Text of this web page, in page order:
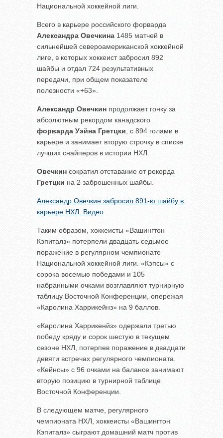
Национальной хоккейной лиги.
Всего в карьере российского форварда
Александра Овечкина 1485 матчей в
сильнейшей североамериканской хоккейной
лиге, в которых хоккеист забросил 892
шайбы и отдал 724 результативных
передачи, при общем показателе
полезности «+63».
Александр Овечкин продолжает гонку за
абсолютным рекордом канадского
форварда Уэйна Гретцки, с 894 голами в
карьере и занимает вторую строчку в списке
лучших снайперов в истории НХЛ.
Овечкин сократил отставание от рекорда
Гретцки на 2 заброшенных шайбы.
Александр Овечкин забросил 891-ю шайбу в
карьере НХЛ. Видео
Таким образом, хоккеисты «Вашингтон
Кэпиталз» потерпели двадцать седьмое
поражение в регулярном чемпионате
Национальной хоккейной лиги. «Кэпсы» с
сорока восемью победами и 105
набранными очками возглавляют турнирную
таблицу Восточной Конференции, опережая
«Каролина Харрикейнз» на 9 баллов.
«Каролина Харрикенйз» одержали третью
победу кряду и сорок шестую в текущем
сезоне НХЛ, потерпев поражение в двадцати
девяти встречах регулярного чемпионата.
«Кейнсы» с 96 очками на балансе занимают
вторую позицию в турнирной таблице
Восточной Конференции.
В следующем матче, регулярного
чемпионата НХЛ, хоккеисты «Вашингтон
Кэпиталз» сыграют домашний матч против